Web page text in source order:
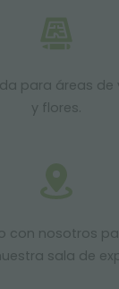
para áreas
y flores.
con nosotros
sala de